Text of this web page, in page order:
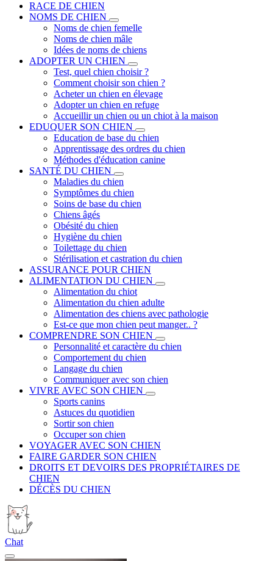
RACE DE CHIEN
NOMS DE CHIEN
Noms de chien femelle
Noms de chien mâle
Idées de noms de chiens
ADOPTER UN CHIEN
Test, quel chien choisir ?
Comment choisir son chien ?
Acheter un chien en élevage
Adopter un chien en refuge
Accueillir un chien ou un chiot à la maison
EDUQUER SON CHIEN
Education de base du chien
Apprentissage des ordres du chien
Méthodes d'éducation canine
SANTÉ DU CHIEN
Maladies du chien
Symptômes du chien
Soins de base du chien
Chiens âgés
Obésité du chien
Hygiène du chien
Toilettage du chien
Stérilisation et castration du chien
ASSURANCE POUR CHIEN
ALIMENTATION DU CHIEN
Alimentation du chiot
Alimentation du chien adulte
Alimentation des chiens avec pathologie
Est-ce que mon chien peut manger.. ?
COMPRENDRE SON CHIEN
Personnalité et caractère du chien
Comportement du chien
Langage du chien
Communiquer avec son chien
VIVRE AVEC SON CHIEN
Sports canins
Astuces du quotidien
Sortir son chien
Occuper son chien
VOYAGER AVEC SON CHIEN
FAIRE GARDER SON CHIEN
DROITS ET DEVOIRS DES PROPRIÉTAIRES DE
CHIEN
DÉCÈS DU CHIEN
Chat